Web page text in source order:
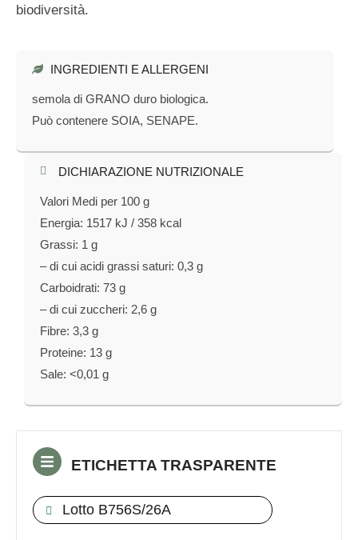
biodiversità.
INGREDIENTI E ALLERGENI
semola di GRANO duro biologica.
Può contenere SOIA, SENAPE.
DICHIARAZIONE NUTRIZIONALE​
Valori Medi per 100 g
Energia: 1517 kJ / 358 kcal
Grassi: 1 g
– di cui acidi grassi saturi: 0,3 g
Carboidrati: 73 g
– di cui zuccheri: 2,6 g
Fibre: 3,3 g
Proteine: 13 g
Sale: <0,01 g
ETICHETTA TRASPARENTE
Lotto B756S/26A